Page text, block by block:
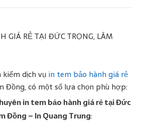
GIÁ RẺ TẠI ĐỨC TRỌNG, LÂM
dịch vụin tem bảo hành giá rẻ
Đồng, có một số lựa chọn phù hợp:
in tem bảo hành giá rẻ tại Đức
Đồng – In Quang Trung: